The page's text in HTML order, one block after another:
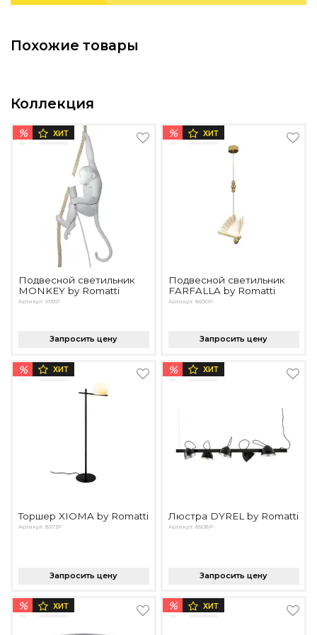
Бренды
Похожие товары
Коллекция
% ХИТ
Подвесной светильник
MONKEY by Romatti
Артикул: 9133P
Запросить цену
% ХИТ
Подвесной светильник
FARFALLA by Romatti
Артикул: 8600P
Запросить цену
% ХИТ
Торшер XIOMA by Romatti
Артикул: 8973F
Запросить цену
% ХИТ
Люстра DYREL by Romatti
Артикул: 8508P
Запросить цену
% ХИТ % ХИТ